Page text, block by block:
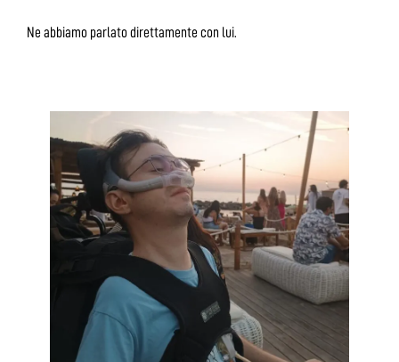
Ne abbiamo parlato direttamente con lui.